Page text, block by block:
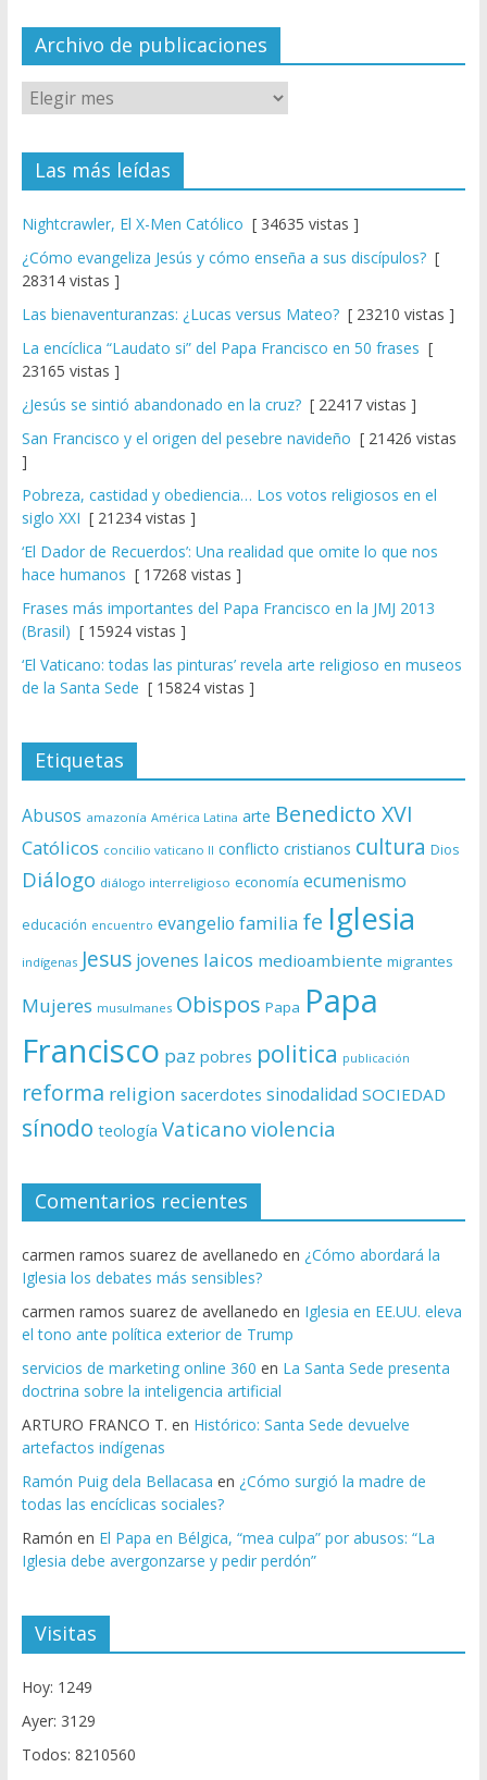
el
Archivo de publicaciones
Las más leídas
Nightcrawler, El X-Men Católico [ 34635 vistas ]
¿Cómo evangeliza Jesús y cómo enseña a sus discípulos?[
28314 vistas ]
Las bienaventuranzas: ¿Lucas versus Mateo?[ 23210 vistas ]
La encíclica “Laudato si” del Papa Francisco en 50 frases [
23165 vistas ]
¿Jesús se sintió abandonado en la cruz?[ 22417 vistas ]
San Francisco y el origen del pesebre navideño [ 21426 vistas
]
Pobreza, castidad y obediencia… Los votos religiosos en el
siglo XXI [ 21234 vistas ]
‘El Dador de Recuerdos’: Una realidad que omite lo que nos
hace humanos [ 17268 vistas ]
Frases más importantes del Papa Francisco en la JMJ 2013
(Brasil) [ 15924 vistas ]
‘El Vaticano: todas las pinturas’ revela arte religioso en museos
de la Santa Sede [ 15824 vistas ]
Etiquetas
Abusos amazonía América Latina arte Benedicto XVI
Católicos concilio vaticano II conflicto cristianos cultura Dios
Diálogo diálogo interreligioso economía ecumenismo
educación encuentro evangelio familia fe Iglesia
indígenas Jesus jovenes laicos medioambiente migrantes
Mujeres musulmanes Obispos Papa Papa
Francisco paz pobres politica publicación
reforma religion sacerdotes sinodalidad SOCIEDAD
sínodo teología Vaticano violencia
Comentarios recientes
carmen ramos suarez de avellanedo en ¿Cómo abordará la
Iglesia los debates más sensibles?
carmen ramos suarez de avellanedo en Iglesia en EE.UU. eleva
el tono ante política exterior de Trump
servicios de marketing online 360 en La Santa Sede presenta
doctrina sobre la inteligencia artificial
ARTURO FRANCO T. en Histórico: Santa Sede devuelve
artefactos indígenas
Ramón Puig dela Bellacasa en ¿Cómo surgió la madre de
todas las encíclicas sociales?
Ramón en El Papa en Bélgica, “mea culpa” por abusos: “La
Iglesia debe avergonzarse y pedir perdón”
Visitas
Hoy: 1249
Ayer: 3129
Todos: 8210560